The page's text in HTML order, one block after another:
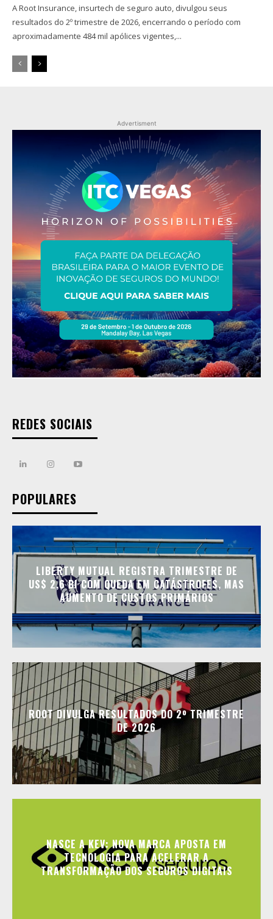
A Root Insurance, insurtech de seguro auto, divulgou seus
resultados do 2º trimestre de 2026, encerrando o período com
aproximadamente 484 mil apólices vigentes,...
Advertisment
REDES SOCIAIS
POPULARES
LIBERTY MUTUAL REGISTRA TRIMESTRE DE
US$ 2,6 BI COM QUEDA EM CATÁSTROFES, MAS
AUMENTO DE CUSTOS PRIMÁRIOS
ROOT DIVULGA RESULTADOS DO 2º TRIMESTRE
DE 2026
NASCE A KEV: NOVA MARCA APOSTA EM
TECNOLOGIA PARA ACELERAR A
TRANSFORMAÇÃO DOS SEGUROS DIGITAIS